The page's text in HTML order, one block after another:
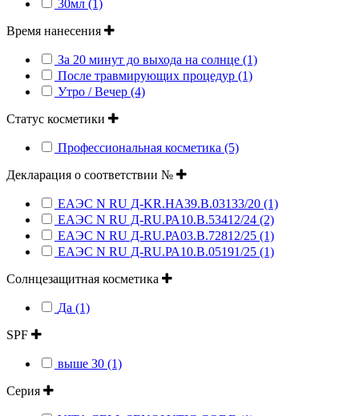
30мл (1)
Время нанесения
За 20 минут до выхода на солнце (1)
После травмирующих процедур (1)
Утро / Вечер (4)
Статус косметики
Профессиональная косметика (5)
Декларация о соответствии №
ЕАЭС N RU Д-KR.НА39.В.03133/20 (1)
ЕАЭС N RU Д-RU.РА10.В.53412/24 (2)
ЕАЭС N RU Д-RU.РА03.В.72812/25 (1)
ЕАЭС N RU Д-RU.РА10.В.05191/25 (1)
Солнцезащитная косметика
Да (1)
SPF
выше 30 (1)
Серия